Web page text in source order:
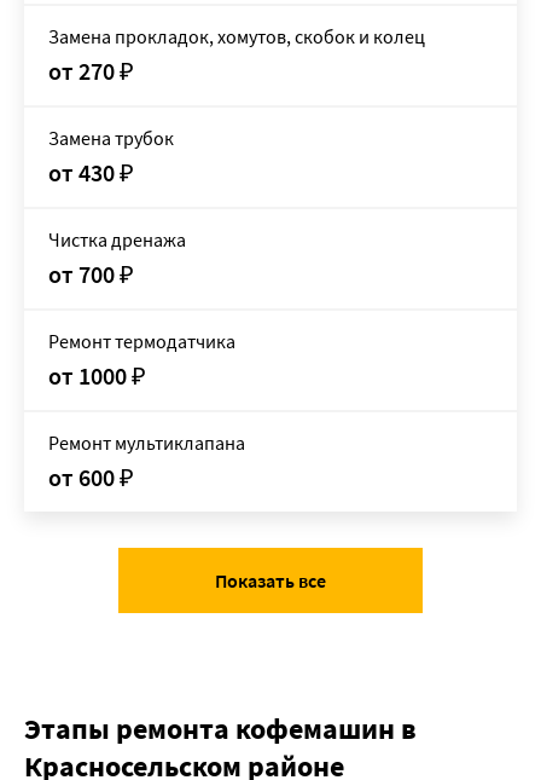
Замена прокладок, хомутов, скобок и колец
от 270₽
Замена трубок
от 430₽
Чистка дренажа
от 700₽
Ремонт термодатчика
от 1000₽
Ремонт мультиклапана
от 600₽
Показать все
Этапы ремонта кофемашин в
Красносельском районе